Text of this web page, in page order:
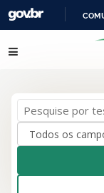
Pular para o conteúdo